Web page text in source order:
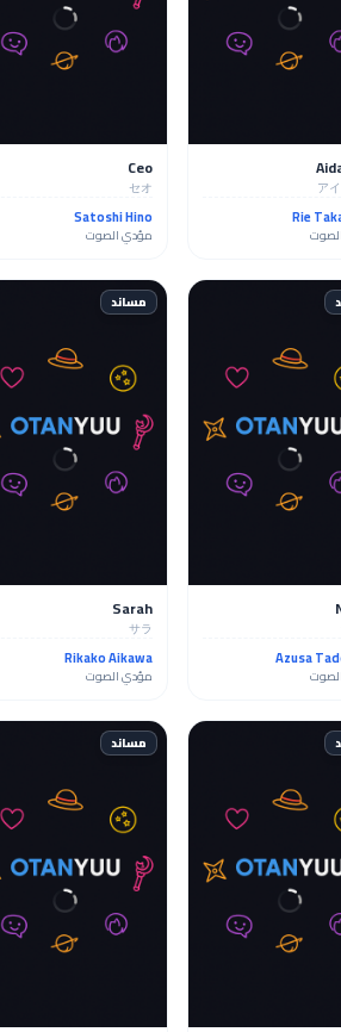
ア
Rie
Ceo
セオ
Satoshi Hino
مؤدي الصوت
Azusa
مساند
Sarah
サラ
Rikako Aikawa
مؤدي الصوت
مساند